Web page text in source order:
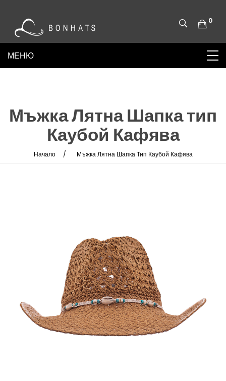
0
Мъжка Лятна Шапка тип
Каубой Кафява
Начало Мъжка Лятна Шапка Тип Каубой Кафява